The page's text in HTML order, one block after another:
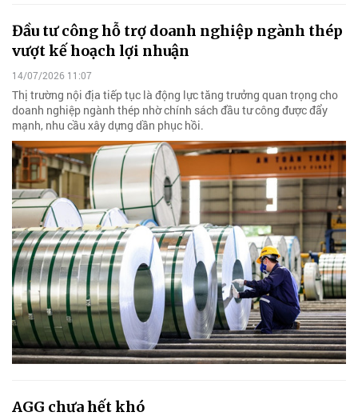
Đầu tư công hỗ trợ doanh nghiệp ngành thép
vượt kế hoạch lợi nhuận
14/07/2026 11:07
Thị trường nội địa tiếp tục là động lực tăng trưởng quan trọng cho
doanh nghiệp ngành thép nhờ chính sách đầu tư công được đẩy
mạnh, nhu cầu xây dựng dần phục hồi.
AGG chưa hết khó